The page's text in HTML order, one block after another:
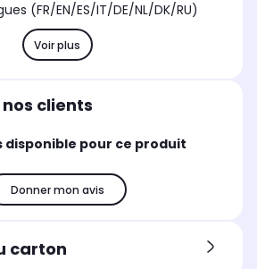
(FR/EN/ES/IT/DE/NL/DK/RU)
Voir plus
clients
disponible pour ce produit
Donner mon avis
carton